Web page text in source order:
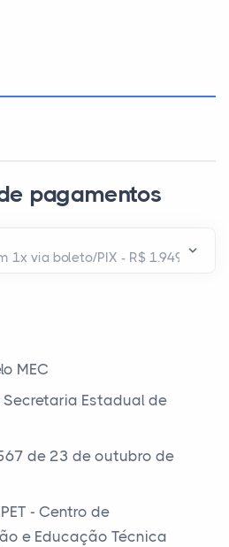
pagamentos
MEC
Estadual de
de 23 de outubro de
- Centro de
e Educação Técnica